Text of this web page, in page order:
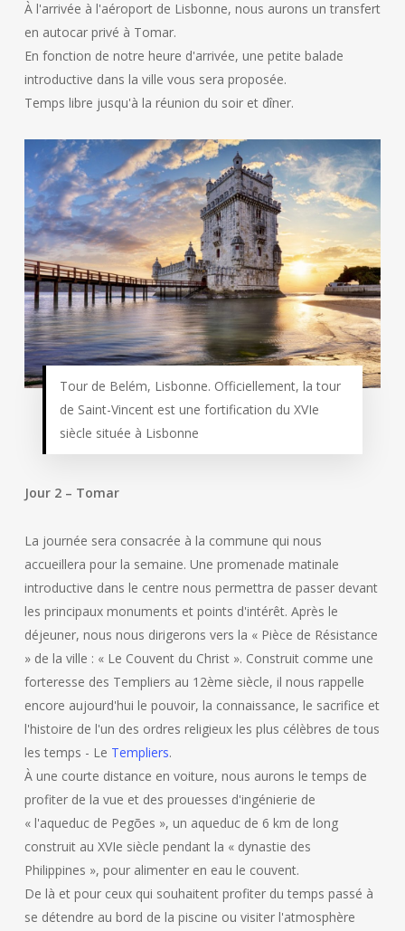
À l'arrivée à l'aéroport de Lisbonne, nous aurons un transfert
en autocar privé à Tomar.
En fonction de notre heure d'arrivée, une petite balade
introductive dans la ville vous sera proposée.
Temps libre jusqu'à la réunion du soir et dîner.
Tour de Belém, Lisbonne. Officiellement, la tour
de Saint-Vincent est une fortification du XVIe
siècle située à Lisbonne
Jour 2 – Tomar
La journée sera consacrée à la commune qui nous
accueillera pour la semaine. Une promenade matinale
introductive dans le centre nous permettra de passer devant
les principaux monuments et points d'intérêt. Après le
déjeuner, nous nous dirigerons vers la « Pièce de Résistance
» de la ville : « Le Couvent du Christ ». Construit comme une
forteresse des Templiers au 12ème siècle, il nous rappelle
encore aujourd'hui le pouvoir, la connaissance, le sacrifice et
l'histoire de l'un des ordres religieux les plus célèbres de tous
les temps - Le Templiers.
À une courte distance en voiture, nous aurons le temps de
profiter de la vue et des prouesses d'ingénierie de
« l'aqueduc de Pegões », un aqueduc de 6 km de long
construit au XVIe siècle pendant la « dynastie des
Philippines », pour alimenter en eau le couvent.
De là et pour ceux qui souhaitent profiter du temps passé à
se détendre au bord de la piscine ou visiter l'atmosphère